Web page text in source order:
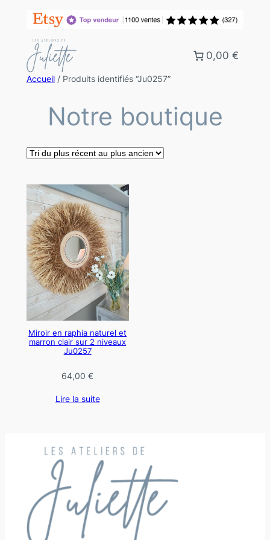
0,00 €
Accueil/ Produits identifiés “Ju0257”
Notre boutique
Miroir en raphia naturel et
marron clair sur 2 niveaux
Ju0257
64,00€
Lire la suite